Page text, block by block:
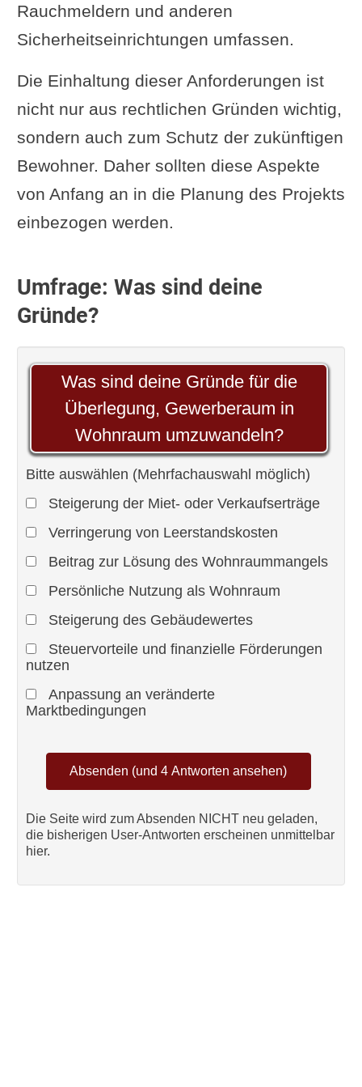
Rauchmeldern und anderen
Sicherheitseinrichtungen umfassen.
Die Einhaltung dieser Anforderungen ist
nicht nur aus rechtlichen Gründen wichtig,
sondern auch zum Schutz der zukünftigen
Bewohner. Daher sollten diese Aspekte
von Anfang an in die Planung des Projekts
einbezogen werden.
Umfrage: Was sind deine
Gründe?
Was sind deine Gründe für die
Überlegung, Gewerberaum in
Wohnraum umzuwandeln?
Bitte auswählen (Mehrfachauswahl möglich)
Steigerung der Miet- oder Verkaufserträge
Verringerung von Leerstandskosten
Beitrag zur Lösung des Wohnraummangels
Persönliche Nutzung als Wohnraum
Steigerung des Gebäudewertes
Steuervorteile und finanzielle Förderungen
nutzen
Anpassung an veränderte
Marktbedingungen
Die Seite wird zum Absenden NICHT neu geladen,
die bisherigen User-Antworten erscheinen unmittelbar
hier.